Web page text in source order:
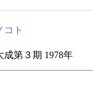
コト
成第３期 1978年